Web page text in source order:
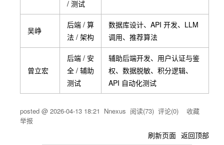
/ 测试
吴峥
后端 / 算
法 / 架构
数据库设计、API 开发、LLM
调用、推荐算法
曾立宏
后端 / 安
全 / 辅助
测试
辅助后端开发、用户认证与鉴
权、数据脱敏、积分逻辑、
API 自动化测试
posted @ 2026-04-13 18:21 Nnexus 阅读(73) 评论(0) 收藏
举报
刷新页面 返回顶部